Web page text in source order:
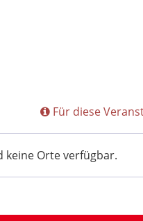
Für diese
keine Orte verfügbar.